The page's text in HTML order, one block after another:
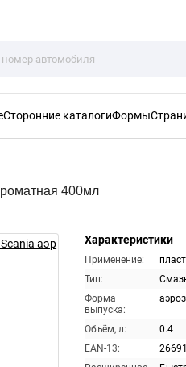
Сторонние каталогиФормы
400мл
Характеристики
Применение:
Тип:
Форма
выпуска:
Объём, л:
0.4
EAN-13: